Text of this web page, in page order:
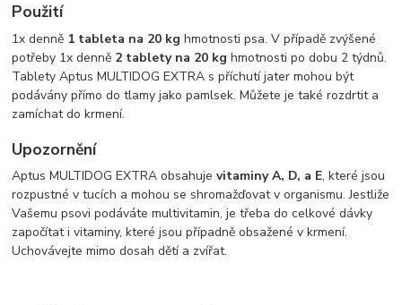
Použití
1x denně 1 tableta na 20 kg hmotnosti psa. V případě zvýšené
potřeby 1x denně 2 tablety na 20 kg hmotnosti po dobu 2 týdnů.
Tablety Aptus MULTIDOG EXTRA s příchutí jater mohou být
podávány přímo do tlamy jako pamlsek. Můžete je také rozdrtit a
zamíchat do krmení.
Upozornění
Aptus MULTIDOG EXTRA obsahujevitaminy A, D, a E, které jsou
rozpustné v tucích a mohou se shromažďovat v organismu. Jestliže
Vašemu psovi podáváte multivitamin, je třeba do celkové dávky
započítat i vitaminy, které jsou případně obsažené v krmení.
Uchovávejte mimo dosah dětí a zvířat.